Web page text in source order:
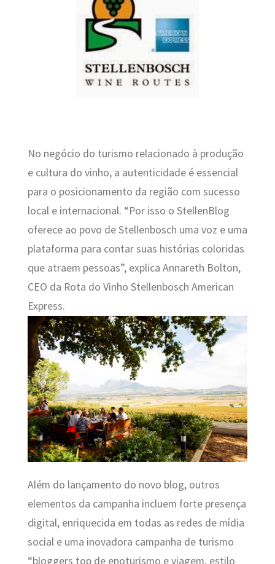
No negócio do turismo relacionado à produção
e cultura do vinho, a autenticidade é essencial
para o posicionamento da região com sucesso
local e internacional. “Por isso o StellenBlog
oferece ao povo de Stellenbosch uma voz e uma
plataforma para contar suas histórias coloridas
que atraem pessoas”, explica Annareth Bolton,
CEO da Rota do Vinho Stellenbosch American
Express.
Além do lançamento do novo blog, outros
elementos da campanha incluem forte presença
digital, enriquecida em todas as redes de mídia
social e uma inovadora campanha de turismo
“bloggers top de enoturismo e viagem, estilo